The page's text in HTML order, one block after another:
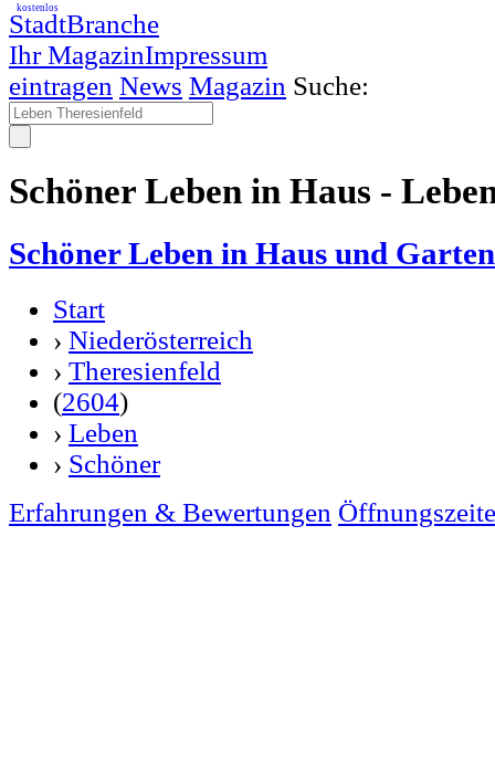
StadtBranche
Ihr MagazinImpressum
kostenlos
eintragen News Magazin Suche:
Schöner Leben in Haus -
Schöner Leben in Haus und Garten
Start
› Niederösterreich
› Theresienfeld
(2604)
› Leben
› Schöner
Erfahrungen & Bewertungen